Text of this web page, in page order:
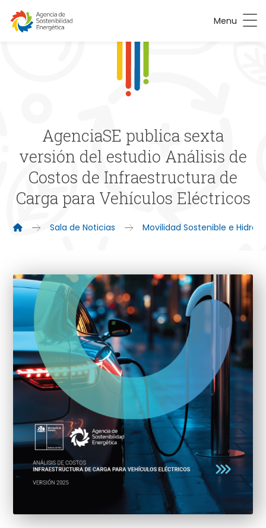
Menu
AgenciaSE publica sexta
versión del estudio Análisis de
Costos de Infraestructura de
Carga para Vehículos Eléctricos
Sala de Noticias Movilidad Sostenible e